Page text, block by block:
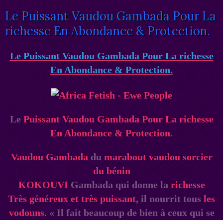
Le Puissant Vaudou Gambada Pour La
richesse En Abondance & Protection.
Le Puissant Vaudou Gambada Pour La richesse
En Abondance & Protection.
LePuissant Vaudou Gambada Pour La richesse
En Abondance & Protection.
Vaudou Gambada du marabout vaudou sorcier
du bénin
KOKOUVI Gambada qui donne la richesse
Très généreux et très puissant, il nourrit tous les
vodouns. « Il fait beaucoup de bien à ceux qui se